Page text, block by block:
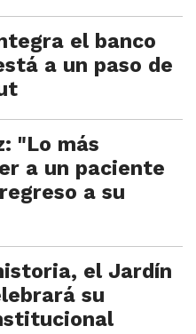
el banco
a un paso de
"Lo más
a un paciente
a su
el Jardín
su